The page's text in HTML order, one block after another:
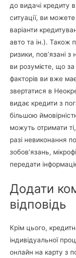
до видачі кредиту
ситуації, ви
варіанти
авто та ін.). Також
ризики, пов’язані
ви розумієте, що
факторів ви вже
звертатися в
видає кредити з
більшою
можуть отримати
разі невиконання
зобов’язань,
передати
Додати
відповідь
Крім цього,
індивідуальної
онлайн на карту з